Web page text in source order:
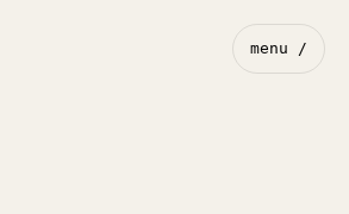
menu /